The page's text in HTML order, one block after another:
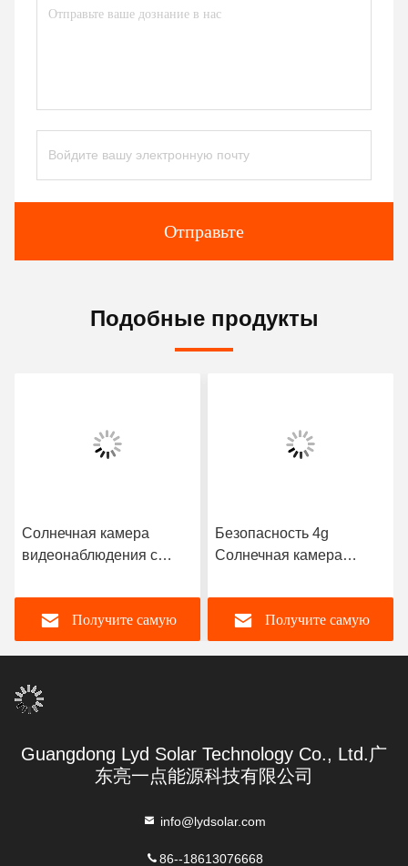
Отправьте
Подобные продукты
Солнечная камера
видеонаблюдения с
ночным видением
обнаружения движения
Получите самую
Безопасность 4g
Солнечная камера
Входной выход Аудио
Получите самую
Guangdong Lyd Solar Technology Co., Ltd.广
东亮一点能源科技有限公司
info@lydsolar.com
86--18613076668